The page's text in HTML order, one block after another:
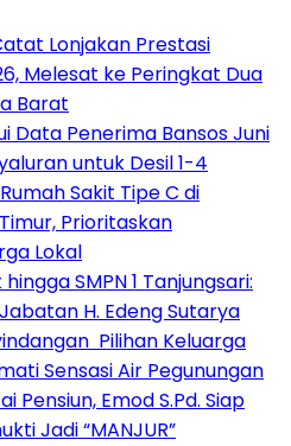
Lonjakan Prestasi
Melesat ke Peringkat Dua
Barat
Data Penerima Bansos Juni
untuk Desil 1-4
Sakit Tipe C di
Prioritaskan
Lokal
SMPN 1 Tanjungsari:
H. Edeng Sutarya
Pilihan Keluarga
Sensasi Air Pegunungan
Pensiun, Emod S.Pd. Siap
Jadi “MANJUR”